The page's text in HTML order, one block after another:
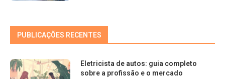
PUBLICAÇÕES RECENTES
Eletricista de autos: guia completo
sobre a profissão e o mercado